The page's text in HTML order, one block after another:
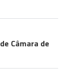
Câmara de